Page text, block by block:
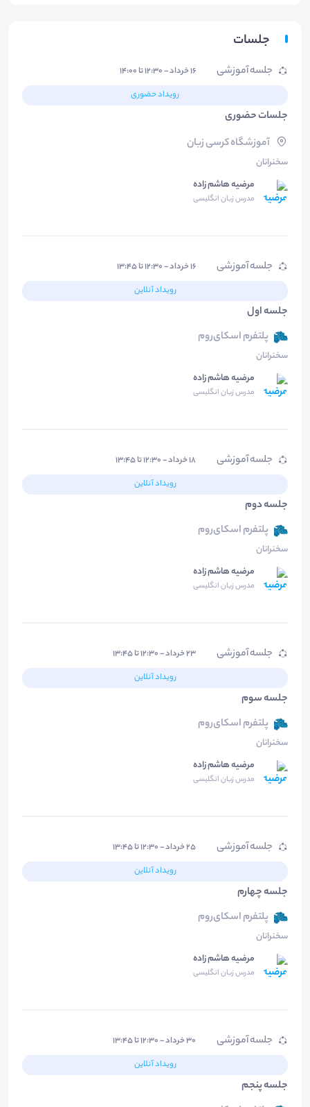
جلسات
جلسه آموزشی
۱۶ خرداد - ۱۲:۳۰ تا ۱۴:۰۰
رویداد حضوری
جلسات حضوری
آموزشگاه کرسی زبان
سخنرانان
مرضیه هاشم زاده
مدرس زبان انگلیسی
جلسه آموزشی
۱۶ خرداد - ۱۲:۳۰ تا ۱۳:۴۵
رویداد آنلاین
جلسه اول
پلتفرم اسکای‌روم
سخنرانان
مرضیه هاشم زاده
مدرس زبان انگلیسی
جلسه آموزشی
۱۸ خرداد - ۱۲:۳۰ تا ۱۳:۴۵
رویداد آنلاین
جلسه دوم
پلتفرم اسکای‌روم
سخنرانان
مرضیه هاشم زاده
مدرس زبان انگلیسی
جلسه آموزشی
۲۳ خرداد - ۱۲:۳۰ تا ۱۳:۴۵
رویداد آنلاین
جلسه سوم
پلتفرم اسکای‌روم
سخنرانان
مرضیه هاشم زاده
مدرس زبان انگلیسی
جلسه آموزشی
۲۵ خرداد - ۱۲:۳۰ تا ۱۳:۴۵
رویداد آنلاین
جلسه چهارم
پلتفرم اسکای‌روم
سخنرانان
مرضیه هاشم زاده
مدرس زبان انگلیسی
جلسه آموزشی
۳۰ خرداد - ۱۲:۳۰ تا ۱۳:۴۵
رویداد آنلاین
جلسه پنجم